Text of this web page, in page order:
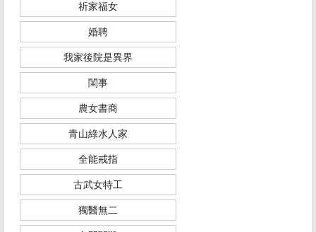
祈家福女
婚聘
我家後院是異界
閨事
農女書商
青山綠水人家
全能戒指
古武女特工
獨醫無二